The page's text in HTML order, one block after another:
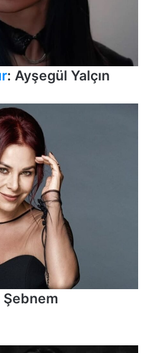
: Ayşegül Yalçın
Şebnem